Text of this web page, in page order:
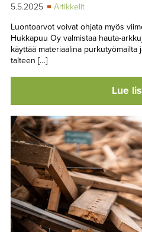
5.5.2025
Artikkelit
Luontoarvot voivat ohjata myös
Hukkapuu Oy valmistaa hauta-
käyttää materiaalina purkutyömailta
talteen […]
Lue